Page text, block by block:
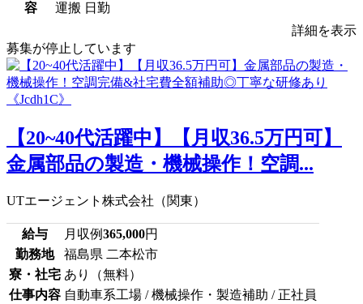
容
運搬 日勤
詳細を表示
募集が停止しています
【20~40代活躍中】【月収36.5万円可】
金属部品の製造・機械操作！空調...
UTエージェント株式会社（関東）
給与 月収例365,000円
勤務地
福島県 二本松市
寮・社宅 あり（無料）
仕事内容 自動車系工場 / 機械操作・製造補助 / 正社員